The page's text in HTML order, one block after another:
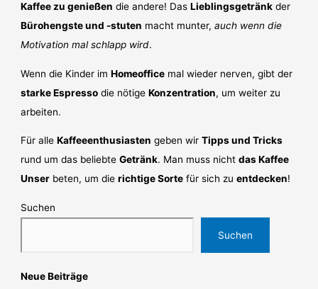
Kaffee zu genießen die andere! DasLieblingsgetränk der
Bürohengste und -stuten macht munter,auch wenn die
Motivation mal schlapp wird.
Wenn die Kinder imHomeoffice mal wieder nerven, gibt der
starke Espresso die nötigeKonzentration, um weiter zu
arbeiten.
Für alleKaffeeenthusiasten geben wirTipps und Tricks
rund um das beliebteGetränk. Man muss nichtdas Kaffee
Unser beten, um dierichtige Sorte für sich zuentdecken!
Suchen
Suchen
Neue Beiträge